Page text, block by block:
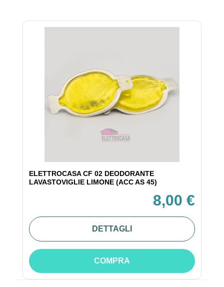
ELETTROCASA CF 02 DEODORANTE
LAVASTOVIGLIE LIMONE (ACC AS 45)
8,00 €
DETTAGLI
COMPRA